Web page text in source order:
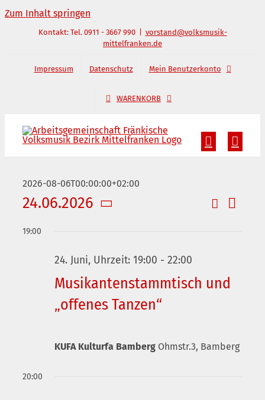
Zum Inhalt springen
Kontakt: Tel. 0911 - 3667 990
vorstand@volksmusik-
mittelfranken.de
Impressum Datenschutz Mein Benutzerkonto
WARENKORB
2026-08-06T00:00:00+02:00
Suche
Tag
24.06.2026
wählen.
19:00
Musikantenstammtisch und
„offenes Tanzen“
24. Juni, Uhrzeit: 19:00 - 22:00
KUFA Kulturfa Bamberg Ohmstr.3, Bamberg
20:00